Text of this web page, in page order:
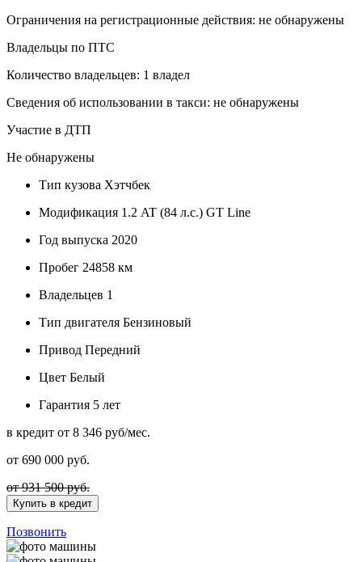
Ограничения на регистрационные действия: не обнаружены
Владельцы по ПТС
Количество владельцев: 1 владел
Сведения об использовании в такси: не обнаружены
Участие в ДТП
Не обнаружены
Тип кузова Хэтчбек
Модификация 1.2 AT (84 л.с.) GT Line
Год выпуска 2020
Пробег 24858 км
Владельцев 1
Тип двигателя Бензиновый
Привод Передний
Цвет Белый
Гарантия 5 лет
в кредит от 8 346 руб/мес.
от 690 000 руб.
от 931 500 руб.
Купить в кредит
Позвонить